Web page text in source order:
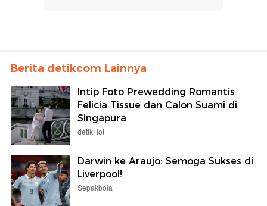
Berita detikcom Lainnya
Intip Foto Prewedding Romantis
Felicia Tissue dan Calon Suami di
Singapura
detikHot
Darwin ke Araujo: Semoga Sukses di
Liverpool!
Sepakbola